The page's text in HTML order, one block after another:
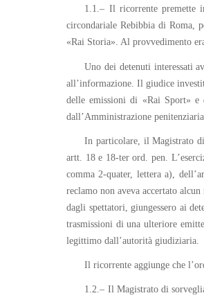
1.1.– Il ricorrente premette
circondariale Rebibbia di Roma,
«Rai Storia». Al provvedimento
Uno dei detenuti interessati
all’informazione. Il giudice
delle emissioni di «Rai Sport» e
dall’Amministrazione
In particolare, il Magistrato di
artt. 18 e 18-ter ord. pen.
comma 2-quater, lettera a),
reclamo non aveva accertato
dagli spettatori, giungessero ai
trasmissioni di una ulteriore
legittimo dall’autorità giudiziaria.
Il ricorrente aggiunge che
1.2.– Il Magistrato di